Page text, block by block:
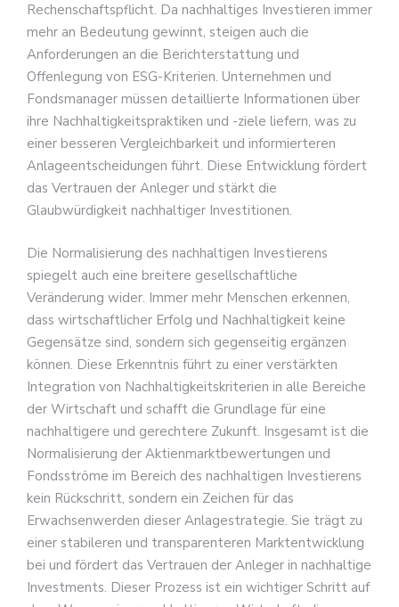
Rechenschaftspflicht. Da nachhaltiges Investieren immer
mehr an Bedeutung gewinnt, steigen auch die
Anforderungen an die Berichterstattung und
Offenlegung von ESG-Kriterien. Unternehmen und
Fondsmanager müssen detaillierte Informationen über
ihre Nachhaltigkeitspraktiken und -ziele liefern, was zu
einer besseren Vergleichbarkeit und informierteren
Anlageentscheidungen führt. Diese Entwicklung fördert
das Vertrauen der Anleger und stärkt die
Glaubwürdigkeit nachhaltiger Investitionen.
Die Normalisierung des nachhaltigen Investierens
spiegelt auch eine breitere gesellschaftliche
Veränderung wider. Immer mehr Menschen erkennen,
dass wirtschaftlicher Erfolg und Nachhaltigkeit keine
Gegensätze sind, sondern sich gegenseitig ergänzen
können. Diese Erkenntnis führt zu einer verstärkten
Integration von Nachhaltigkeitskriterien in alle Bereiche
der Wirtschaft und schafft die Grundlage für eine
nachhaltigere und gerechtere Zukunft. Insgesamt ist die
Normalisierung der Aktienmarktbewertungen und
Fondsströme im Bereich des nachhaltigen Investierens
kein Rückschritt, sondern ein Zeichen für das
Erwachsenwerden dieser Anlagestrategie. Sie trägt zu
einer stabileren und transparenteren Marktentwicklung
bei und fördert das Vertrauen der Anleger in nachhaltige
Investments. Dieser Prozess ist ein wichtiger Schritt auf